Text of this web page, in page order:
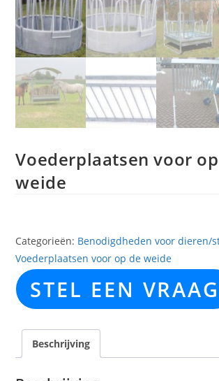
Voederplaatsen voor
weide
Categorieën: Benodigdheden voor dieren/
Voederplaatsen voor op de weide
STEL EEN VRAAG
Beschrijving